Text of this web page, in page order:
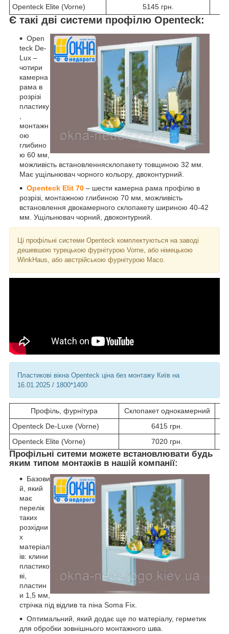
Openteck Elite (Vorne)
5145 грн.
Є такі дві системи профілю Openteck:
Open
teck De-
Lux –
чотири
камерна
рама в
розрізі
пластику
монтажн
ою
глибино
ю 60 мм,
можливість встановленнясклопакету товщиною 32 мм.
Має ущільнювач чорного кольору, двоконтурний.
Openteck Elit 70 – шести камерна рама профілю в
розрізі, монтажною глибиною 70 мм, можливість
встановлення двокамерного склопакету шириною 40-42
мм. Ущільнювач чорний, двоконтурний.
Ці профільні системи Openteck комплектуються на заводі
дешевшою турецькою фурнітурою Vorne, або німецькою
WinkHaus, або австрійською фурнітурою Maco.
Пластикові вікна Openteck ціна без монтажу Київ на
16.01.2025 / 1800*1400
Профіль, фурнітура Склопакет однокамерний
Openteck De-Luxe (Vorne)
6415 грн.
Openteck Elite (Vorne)
7020 грн.
Профільні ситеми можете встановлювати будь
яким типом монтажів в нашій компанії:
Базови
й, який
має
перелік
таких
розхідни
х
матеріал
ів: клини
пластико
ві,
пластин
и 1,5 мм,
стрічка під відлив та піна Soma Fix.
Оптимальний, який додає ще по матеріалу, герметик
для обробки зовнішнього монтажного шва.